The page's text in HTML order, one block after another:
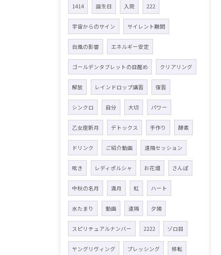
1414 誕生日 入院 222
宇宙からのサイン サイレント期間
台風の影響 エネルギー安定
ゴールデンタブレットの目醒め クリアリング
解放 レインドロップ講習 復習
シンクロ 自分 大切 パワー
乙女座新月 デトックス 手作り 酵素
ドリンク ご紹介動画 遠隔セッション
呟き レディポルシャ お花畑 さんぽ
中秋の名月 満月 虹 ハート
水たまり 動画 遠隔 夕陽
スピリチュアルナンバー 2222 ゾロ目
ヤングリヴィング プレッシング 移転